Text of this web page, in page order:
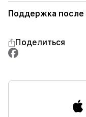
Поддержка после
Поделиться